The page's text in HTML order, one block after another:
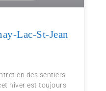
Lac-St-Jean
des sentiers
hiver est toujours